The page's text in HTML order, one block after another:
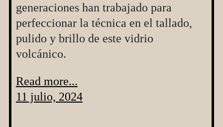
generaciones han trabajado para
perfeccionar la técnica en el tallado,
pulido y brillo de este vidrio
volcánico.
Read more...
11 julio, 2024